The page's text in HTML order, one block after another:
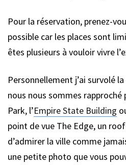
Pour la réservation, prenez-
possible car les places sont
êtes plusieurs à vouloir vivre
Personnellement j’ai survolé
nous nous sommes
Park, l’Empire State Building
point de vue The Edge, un
d’admirer la ville comme
une petite photo que vous